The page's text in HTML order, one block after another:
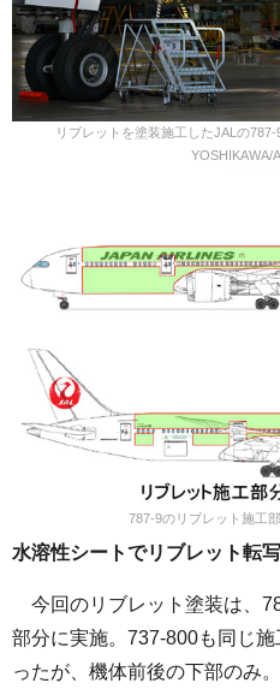
リブレットを塗装施工したJALの
YOSHIKAWA/
787-9のリブレット施工
水溶性シートでリブレット転写
今回のリブレット塗装は、
部分に実施。737-800も同じ
ったが、機体前後の下部のみ